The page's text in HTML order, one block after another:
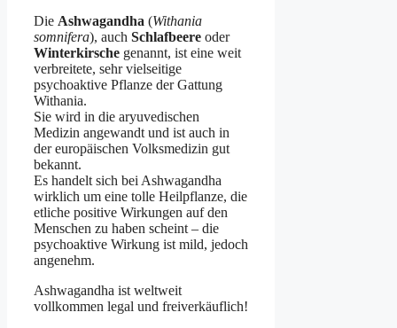
Die Ashwagandha (Withania
somnifera), auch Schlafbeere oder
Winterkirsche genannt, ist eine weit
verbreitete, sehr vielseitige
psychoaktive Pflanze der Gattung
Withania.
Sie wird in die aryuvedischen
Medizin angewandt und ist auch in
der europäischen Volksmedizin gut
bekannt.
Es handelt sich bei Ashwagandha
wirklich um eine tolle Heilpflanze, die
etliche positive Wirkungen auf den
Menschen zu haben scheint – die
psychoaktive Wirkung ist mild, jedoch
angenehm.
Ashwagandha ist weltweit
vollkommen legal und freiverkäuflich!